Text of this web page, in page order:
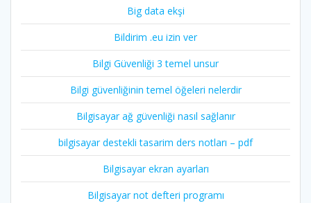
Big data ekşi
Bildirim .eu izin ver
Bilgi Güvenliği 3 temel unsur
Bilgi güvenliğinin temel öğeleri nelerdir
Bilgisayar ağ güvenliği nasıl sağlanır
bilgisayar destekli tasarim ders notları – pdf
Bilgisayar ekran ayarları
Bilgisayar not defteri programı